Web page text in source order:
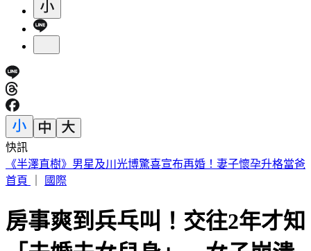
快訊
台中今晚送肉粽！恰逢王功漁火節 喪家急喊「莫恐慌」曝送
煞路線
房事爽到兵乓叫！交往2年才知